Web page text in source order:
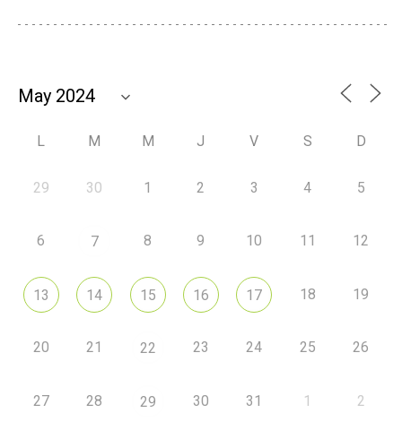
L M M J V S D
29 30 1 2 3 4 5
6 7 8 9 10 11 12
13 14 15 16 17 18 19
20 21 22 23 24 25 26
27 28 29 30 31 1 2